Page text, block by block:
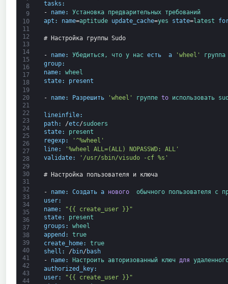
8
9
10
11
12
13
14
15
16
17
18
19
20
21
22
23
24
25
26
27
28
29
30
31
32
33
34
35
36
37
38
39
40
41
42
43
44
tasks :
-
name: Установка предварительных требований
apt : name=aptitude update_cache=yes state=latest
# Настройка группы Sudo
- name: Убедиться, что у нас есть a 'wheel'
группа
group:
name:
wheel
state: present
- name: Разрешить 'wheel' группе to использовать
lineinfile:
path: /etc/sudoers
state:
present
regexp:
'^%wheel'
line:
'%wheel ALL=(ALL) NOPASSWD: ALL'
validate: '/usr/sbin/visudo -cf %s'
# Настройка пользователя и ключа
- name: Создать a нового обычного пользователя с
user:
name:
"{{ create_user }}"
state:
present
groups :
wheel
append :
true
create_home:
true
shell : / bin/ bash
-
name: Настроить авторизованный ключ для
authorized_key:
user:
"{{ create_user }}"